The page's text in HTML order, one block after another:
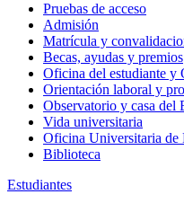
Pruebas de acceso
Admisión
Matrícula y
Becas, ayudas y premios
Oficina del estudiante y
Orientación laboral y
Observatorio y casa del
Vida universitaria
Oficina Universitaria de
Biblioteca
Estudiantes